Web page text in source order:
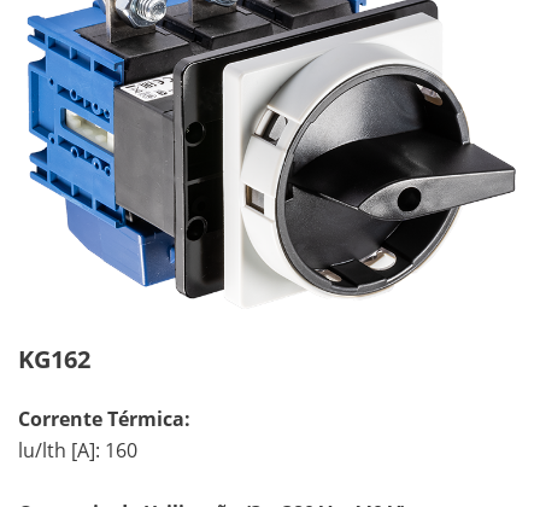
KG162
Corrente Térmica:
lu/lth [A]: 160